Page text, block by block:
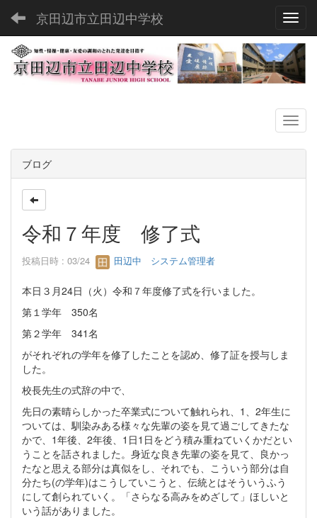
京田辺市立田辺中学校
ブログ
令和７年度 修了式
投稿日時 : 03/24 田辺中 システム管理者
本日３月24日（火）令和７年度修了式を行いました。
第１学年 350名
第２学年 341名
がそれぞれの学年を修了したことを認め、修了証を授与しま
した。
校長先生の式辞の中で、
先日の素晴らしかった卒業式について触れられ、1、2年生に
ついては、馴染みある様々な先輩の姿を見て過ごしてきたな
かで、1年後、2年後、1日1日をどう積み重ねていくかだとい
うことを話されました。身近な良き先輩の姿を見て、良かっ
たなと思える部分は真似をし、それでも、こういう部分は自
分たち(の学年)はこうしていこうと、伝統とはそういうふう
にして創られていく。「さらなる高みをめざして」ほしいと
いう話がありました。